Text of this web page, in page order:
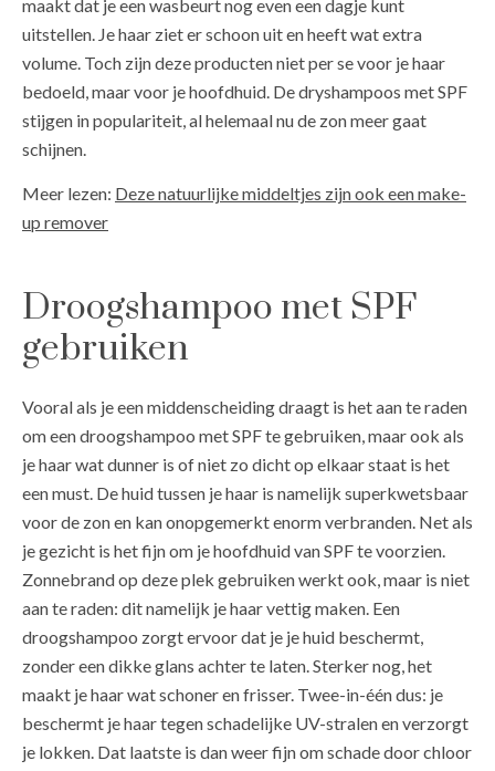
maakt dat je een wasbeurt nog even een dagje kunt
uitstellen. Je haar ziet er schoon uit en heeft wat extra
volume. Toch zijn deze producten niet per se voor je haar
bedoeld, maar voor je hoofdhuid. De dryshampoos met SPF
stijgen in populariteit, al helemaal nu de zon meer gaat
schijnen.
Meer lezen: Deze natuurlijke middeltjes zijn ook een make-
up remover
Droogshampoo met SPF
gebruiken
Vooral als je een middenscheiding draagt is het aan te raden
om een droogshampoo met SPF te gebruiken, maar ook als
je haar wat dunner is of niet zo dicht op elkaar staat is het
een must. De huid tussen je haar is namelijk superkwetsbaar
voor de zon en kan onopgemerkt enorm verbranden. Net als
je gezicht is het fijn om je hoofdhuid van SPF te voorzien.
Zonnebrand op deze plek gebruiken werkt ook, maar is niet
aan te raden: dit namelijk je haar vettig maken. Een
droogshampoo zorgt ervoor dat je je huid beschermt,
zonder een dikke glans achter te laten. Sterker nog, het
maakt je haar wat schoner en frisser. Twee-in-één dus: je
beschermt je haar tegen schadelijke UV-stralen en verzorgt
je lokken. Dat laatste is dan weer fijn om schade door chloor